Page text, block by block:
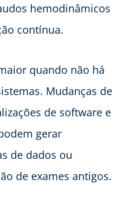
hemodinâmicos
contínua.
quando não há
Mudanças de
de software e
gerar
de dados ou
de exames antigos.